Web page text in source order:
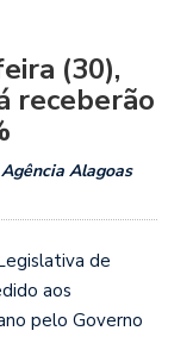
(30),
receberão
Alagoas
de
aos
pelo Governo